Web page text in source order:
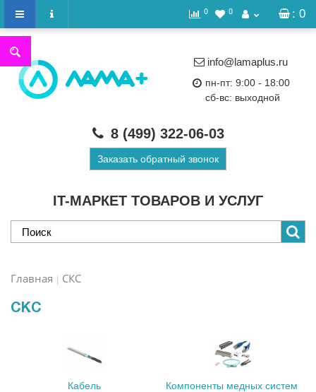
: 0
0 0
IT-МАРКЕТ ТОВАРОВ И УСЛУГ
info@lamaplus.ru
пн-пт: 9:00 - 18:00
сб-вс: выходной
8 (499) 322-06-03
Заказать обратный звонок
Главная СКС
СКС
Кабель Компоненты медных систем